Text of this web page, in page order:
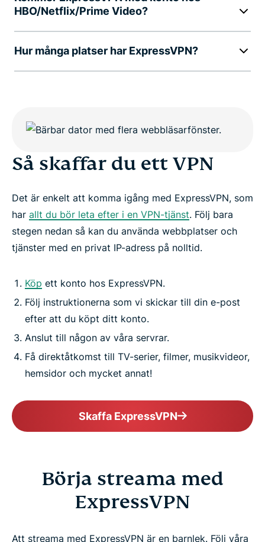
HBO/Netflix/Prime Video?
Hur många platser har ExpressVPN?
Så skaffar du ett VPN
Det är enkelt att komma igång med ExpressVPN, som
har allt du bör leta efter i en VPN-tjänst. Följ bara
stegen nedan så kan du använda webbplatser och
tjänster med en privat IP-adress på nolltid.
Köp ett konto hos ExpressVPN.
Följ instruktionerna som vi skickar till din e-post
efter att du köpt ditt konto.
Anslut till någon av våra servrar.
Få direktåtkomst till TV-serier, filmer, musikvideor,
hemsidor och mycket annat!
Skaffa ExpressVPN
Börja streama med
ExpressVPN
Att streama med ExpressVPN är en barnlek. Följ våra